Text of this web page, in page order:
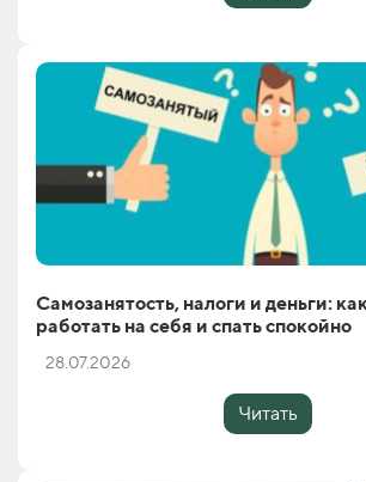
Самозанятость, налоги и деньги:
работать на себя и спать спокойно
28.07.2026
Читать